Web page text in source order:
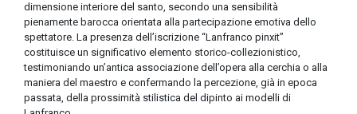
dimensione interiore del santo, secondo una sensibilità
pienamente barocca orientata alla partecipazione emotiva dello
spettatore. La presenza dell’iscrizione “Lanfranco pinxit”
costituisce un significativo elemento storico-collezionistico,
testimoniando un’antica associazione dell’opera alla cerchia o alla
maniera del maestro e confermando la percezione, già in epoca
passata, della prossimità stilistica del dipinto ai modelli di